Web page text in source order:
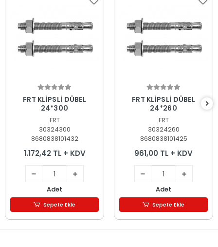
Sepete Ekle
FRT KLİPSLİ DÜBEL
24*300
FRT
30324300
8680838101432
1.172,42 TL + KDV
Adet
Sepete Ekle
Sepete Ekle
FRT KLİPSLİ DÜBEL
24*260
FRT
30324260
8680838101425
961,00 TL + KDV
Adet
Sepete Ekle